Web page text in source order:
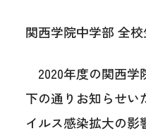
関西学院中学部 全
2020年度の関西学
下の通りお知らせい
イルス感染拡大の影